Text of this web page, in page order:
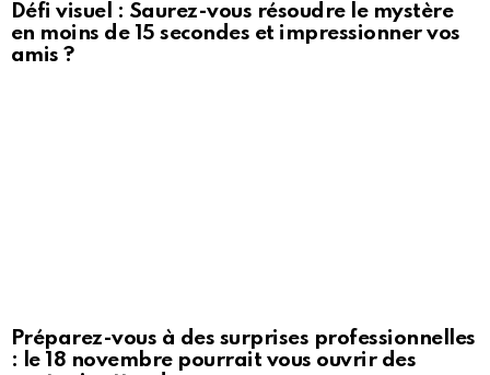
Défi visuel : Saurez-vous résoudre le mystère
en moins de 15 secondes et impressionner vos
amis ?
Préparez-vous à des surprises professionnelles
: le 18 novembre pourrait vous ouvrir des